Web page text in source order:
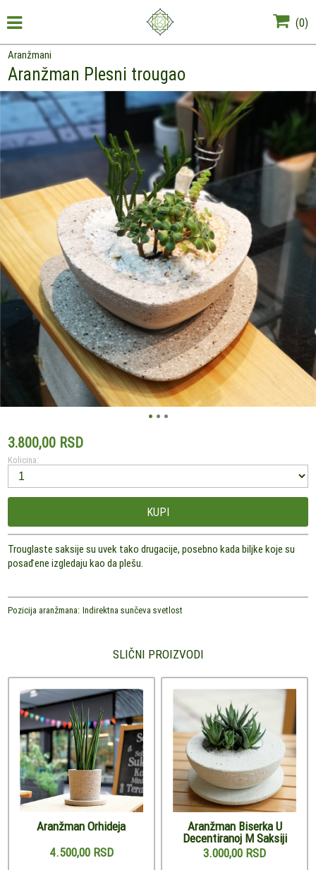
(0)
Aranžmani
Aranžman Plesni trougao
3.800,00 RSD
Kolicina:
KUPI
Trouglaste saksije su uvek tako drugacije, posebno kada biljke koje su
posađene izgledaju kao da plešu.
Pozicija aranžmana: Indirektna sunčeva svetlost
SLIČNI PROIZVODI
Aranžman Orhideja
4.500,00 RSD
Aranžman Biserka U
Decentiranoj M Saksiji
3.000,00 RSD